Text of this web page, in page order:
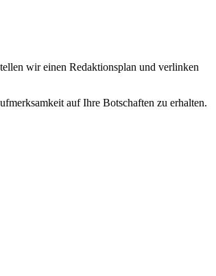
wir einen Redaktionsplan und verlinken
auf Ihre Botschaften zu erhalten.